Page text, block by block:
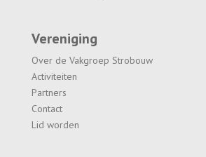
Vereniging
Over de Vakgroep Strobouw
Activiteiten
Partners
Contact
Lid worden